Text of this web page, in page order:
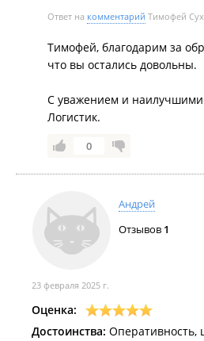
Ответ на комментарий Тимофей
Тимофей, благодарим за
что вы остались довольны.
С уважением и
Логистик.
0
Андрей
Отзывов 1
23 февраля 2025 г.
Оценка:
Достоинства: Оперативность,